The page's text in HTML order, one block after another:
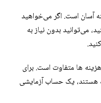
آسان است. اگر می‌خواهید
می‌توانید بدون نیاز به
ها متفاوت است. برای
هستند، یک حساب آزمایشی